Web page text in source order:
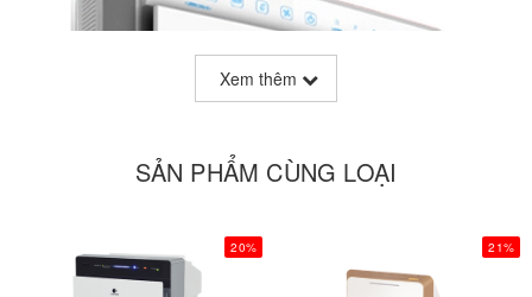
Xem thêm
SẢN PHẨM CÙNG LOẠI
20% 21%